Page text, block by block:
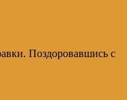
Поздоровавшись с